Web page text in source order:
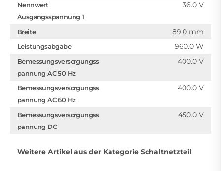
Nennwert
Ausgangsspannung 1
36.0 V
Breite 89.0 mm
Leistungsabgabe 960.0 W
Bemessungsversorgungss
pannung AC 50 Hz
400.0 V
Bemessungsversorgungss
pannung AC 60 Hz
400.0 V
Bemessungsversorgungss
pannung DC
450.0 V
Weitere Artikel aus der Kategorie Schaltnetzteil